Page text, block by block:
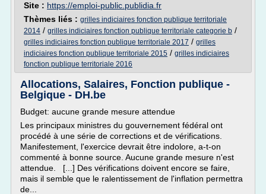
Site : https://emploi-public.publidia.fr
Thèmes liés : grilles indiciaires fonction publique territoriale
2014 / grilles indiciaires fonction publique territoriale categorie b /
grilles indiciaires fonction publique territoriale 2017 / grilles
indiciaires fonction publique territoriale 2015 / grilles indiciaires
fonction publique territoriale 2016
Allocations, Salaires, Fonction publique -
Belgique - DH.be
Budget: aucune grande mesure attendue
Les principaux ministres du gouvernement fédéral ont
procédé à une série de corrections et de vérifications.
Manifestement, l'exercice devrait être indolore, a-t-on
commenté à bonne source. Aucune grande mesure n'est
attendue. [...] Des vérifications doivent encore se faire,
mais il semble que le ralentissement de l'inflation permettra
de...